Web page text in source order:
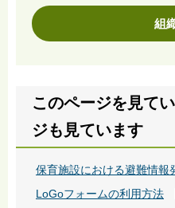
組
このページを見て
ジも見ています
保育施設における避難情報
LoGoフォームの利用方法